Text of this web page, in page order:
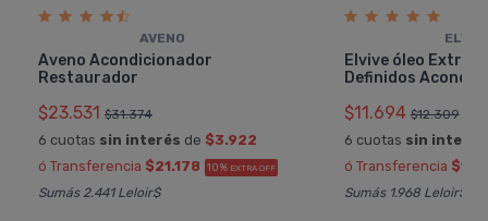
AVENO
Aveno Acondicionador
Restaurador
$23.531 $31.374
6 cuotas sin interés de $3.922
ó Transferencia $21.178 10% EXTRA OFF
Sumás 2.441 Leloir$
Elvive óleo
Definidos
$11.694 $12.309
6 cuotas sin interés
ó Transferencia
Sumás 1.968 Leloir$